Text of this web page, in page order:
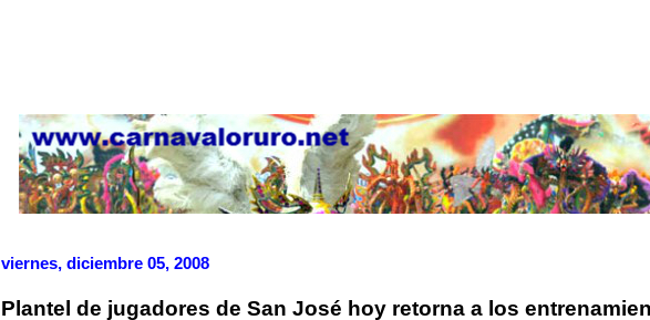
viernes, diciembre 05, 2008
Plantel de jugadores de San José hoy retorna a los